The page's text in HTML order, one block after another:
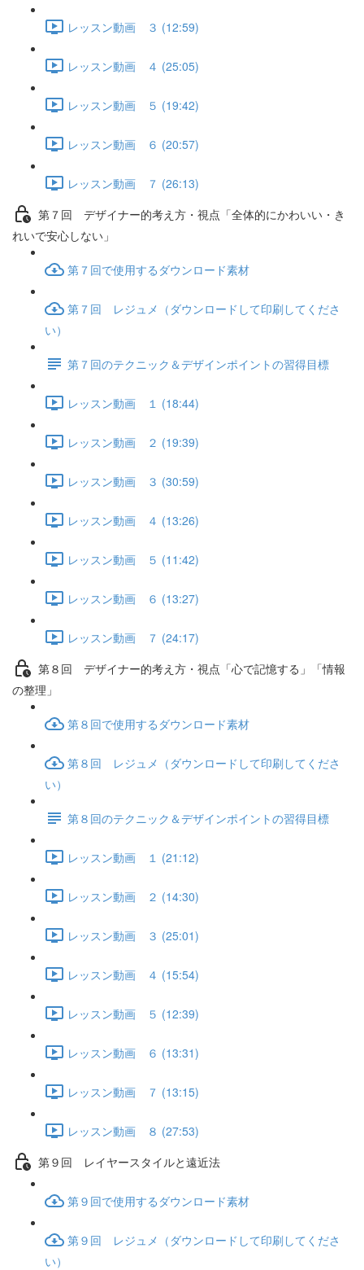
レッスン動画 ３ (12:59)
レッスン動画 ４ (25:05)
レッスン動画 ５ (19:42)
レッスン動画 ６ (20:57)
レッスン動画 ７ (26:13)
第７回 デザイナー的考え方・視点「全体的にかわいい・き
れいで安心しない」
第７回で使用するダウンロード素材
第７回 レジュメ（ダウンロードして印刷してくださ
い）
第７回のテクニック＆デザインポイントの習得目標
レッスン動画 １ (18:44)
レッスン動画 ２ (19:39)
レッスン動画 ３ (30:59)
レッスン動画 ４ (13:26)
レッスン動画 ５ (11:42)
レッスン動画 ６ (13:27)
レッスン動画 ７ (24:17)
第８回 デザイナー的考え方・視点「心で記憶する」「情報
の整理」
第８回で使用するダウンロード素材
第８回 レジュメ（ダウンロードして印刷してくださ
い）
第８回のテクニック＆デザインポイントの習得目標
レッスン動画 １ (21:12)
レッスン動画 ２ (14:30)
レッスン動画 ３ (25:01)
レッスン動画 ４ (15:54)
レッスン動画 ５ (12:39)
レッスン動画 ６ (13:31)
レッスン動画 ７ (13:15)
レッスン動画 ８ (27:53)
第９回 レイヤースタイルと遠近法
第９回で使用するダウンロード素材
第９回 レジュメ（ダウンロードして印刷してくださ
い）